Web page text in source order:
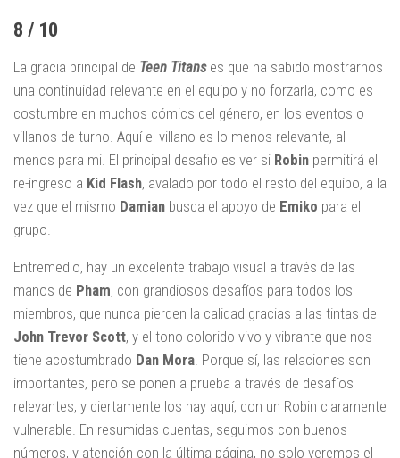
8 / 10
La gracia principal de Teen Titanses que ha sabido mostrarnos
una continuidad relevante en el equipo y no forzarla, como es
costumbre en muchos cómics del género, en los eventos o
villanos de turno. Aquí el villano es lo menos relevante, al
menos para mi. El principal desafio es ver si Robin permitirá el
re-ingreso a Kid Flash, avalado por todo el resto del equipo, a la
vez que el mismo Damian busca el apoyo de Emiko para el
grupo.
Entremedio, hay un excelente trabajo visual a través de las
manos de Pham, con grandiosos desafíos para todos los
miembros, que nunca pierden la calidad gracias a las tintas de
John Trevor Scott, y el tono colorido vivo y vibrante que nos
tiene acostumbrado Dan Mora. Porque sí, las relaciones son
importantes, pero se ponen a prueba a través de desafíos
relevantes, y ciertamente los hay aquí, con un Robin claramente
vulnerable. En resumidas cuentas, seguimos con buenos
números, y atención con la última página, no solo veremos el